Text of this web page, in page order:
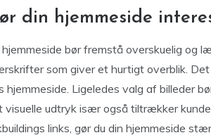
din hjemmeside
hjemmeside bør fremstå overskuelig og
som giver et hurtigt overblik.
hjemmeside. Ligeledes valg af billeder
visuelle udtryk især også tiltrækker
links, gør du din hjemmeside